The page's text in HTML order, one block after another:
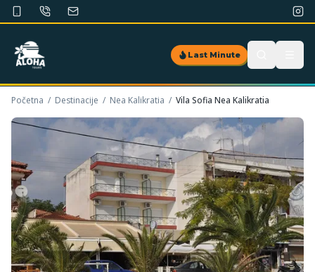
Last Minute
Početna / Destinacije / Nea Kalikratia / Vila Sofia Nea Kalikratia